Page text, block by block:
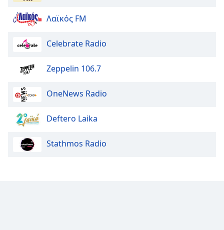
Λαϊκός FM
Celebrate Radio
Zeppelin 106.7
OneNews Radio
Deftero Laika
Stathmos Radio